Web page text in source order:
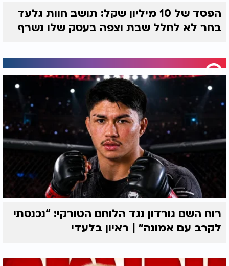
הפסד של 10 מיליון שקל: תושב חוות גלעד
בחר לא לחלל שבת וצפה בעסק שלו נשרף
רוח השם גורדון נגד הלוחם הטורקי: “נכנסתי
לקרב עם אמונה” | ראיון בלעדי